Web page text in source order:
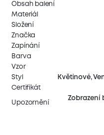
Obsah balení
Materiál
Složení
Značka
Zapínání
Barva
Vzor
Styl
Květinové,
Certifikát
Upozornění
Zobrazení